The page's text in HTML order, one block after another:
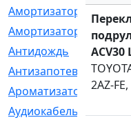
Амортизатор
Амортизаторы
Антидождь
Антизапотеватель
Ароматизатор
Аудиокабель
ACV30
2AZ-